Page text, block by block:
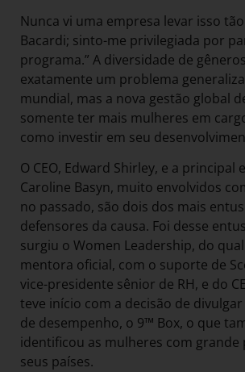
Nunca vi uma empresa levar isso
Bacardi; sinto-me privilegiada por
programa.” A diversidade de
exatamente um problema
mundial, mas a nova gestão global
somente ter mais mulheres em
como investir em seu
O CEO, Edward Shirley, e a principal
Caroline Basyn, muito envolvidos
no passado, são dois dos mais
defensores da causa. Foi desse
surgiu o Women Leadership, do
mentora oficial, com o suporte de
vice-presidente sênior de RH, e do
teve início com a decisão de
de desempenho, o 9™ Box, o que
identificou as mulheres com grande
seus países.